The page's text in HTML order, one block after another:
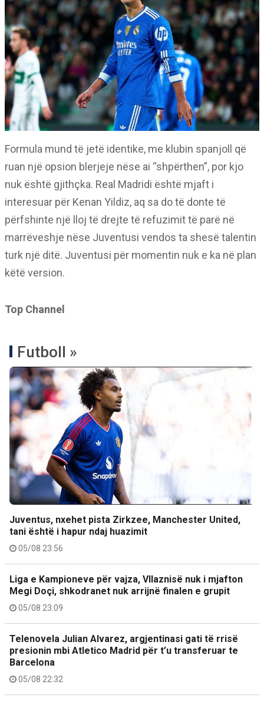
Formula mund të jetë identike, me klubin spanjoll që
ruan një opsion blerjeje nëse ai “shpërthen”, por kjo
nuk është gjithçka. Real Madridi është mjaft i
interesuar për Kenan Yildiz, aq sa do të donte të
përfshinte një lloj të drejte të refuzimit të parë në
marrëveshje nëse Juventusi vendos ta shesë talentin
turk një ditë. Juventusi për momentin nuk e ka në plan
këtë version.
Top Channel
Futboll »
Juventus, nxehet pista Zirkzee, Manchester United,
tani është i hapur ndaj huazimit
05/08 23:56
Liga e Kampioneve për vajza, Vllaznisë nuk i mjafton
Megi Doçi, shkodranet nuk arrijnë finalen e grupit
05/08 23:09
Telenovela Julian Alvarez, argjentinasi gati të rrisë
presionin mbi Atletico Madrid për t’u transferuar te
Barcelona
05/08 22:32